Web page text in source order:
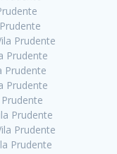
Prudente
Prudente
Prudente
Prudente
Prudente
Prudente
Prudente